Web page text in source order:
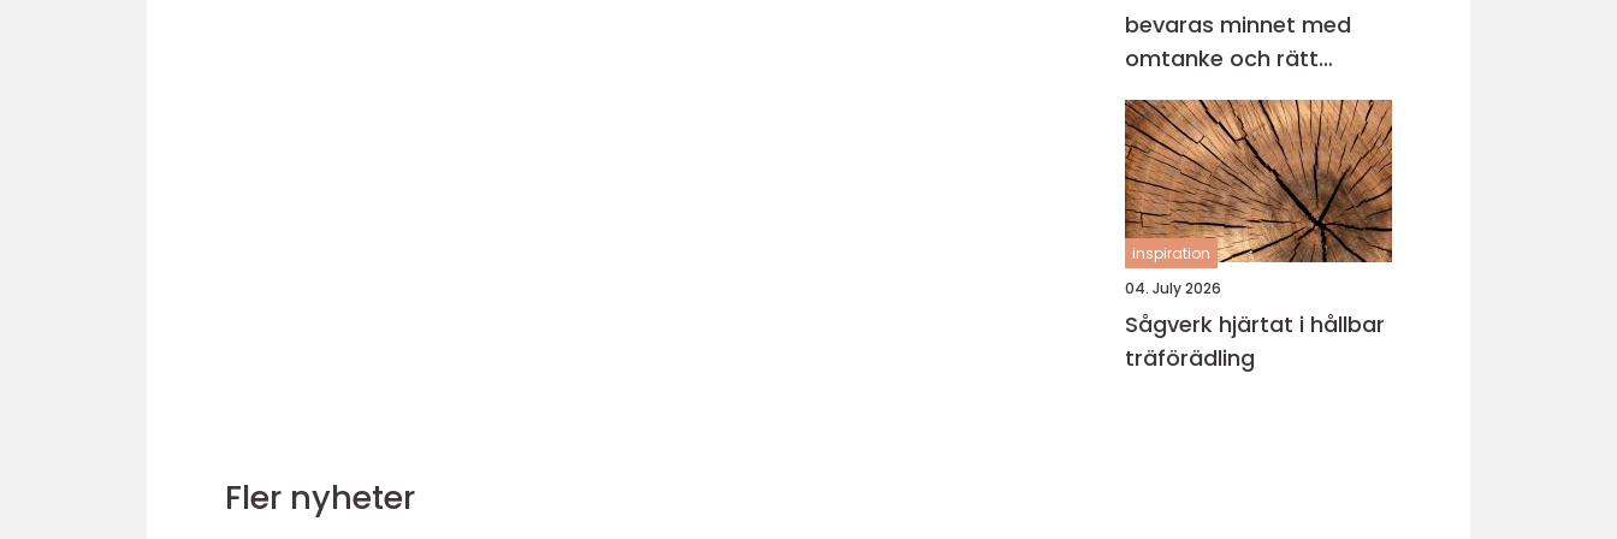
bevaras minnet med
omtanke och rätt
metod
inspiration
04. July 2026
Sågverk hjärtat i hållbar
träförädling
Fler nyheter